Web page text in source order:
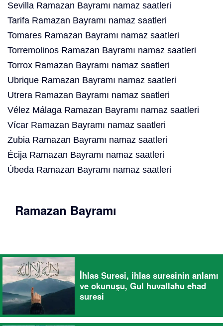
Sevilla Ramazan Bayramı namaz saatleri
Tarifa Ramazan Bayramı namaz saatleri
Tomares Ramazan Bayramı namaz saatleri
Torremolinos Ramazan Bayramı namaz saatleri
Torrox Ramazan Bayramı namaz saatleri
Ubrique Ramazan Bayramı namaz saatleri
Utrera Ramazan Bayramı namaz saatleri
Vélez Málaga Ramazan Bayramı namaz saatleri
Vícar Ramazan Bayramı namaz saatleri
Zubia Ramazan Bayramı namaz saatleri
Écija Ramazan Bayramı namaz saatleri
Úbeda Ramazan Bayramı namaz saatleri
Ramazan Bayramı
İhlas Suresi, ihlas suresinin anlamı
ve okunuşu, Gul huvallahu ehad
suresi